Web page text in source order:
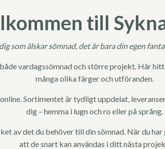
till
som älskar sömnad, det är bara din egen
vardagssömnad och större projekt. Här
många olika färger och utföranden.
Sortimentet är tydligt uppdelat,
dig – hemma i lugn och ro eller på språng.
av det du behöver till din sömnad. När du
att de snart kan användas i ditt nästa